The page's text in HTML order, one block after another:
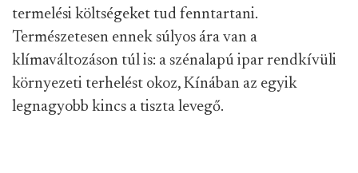
termelési költségeket tud fenntartani.
Természetesen ennek súlyos ára van a
klímaváltozáson túl is: a szénalapú ipar rendkívüli
környezeti terhelést okoz, Kínában az egyik
legnagyobb kincs a tiszta levegő.